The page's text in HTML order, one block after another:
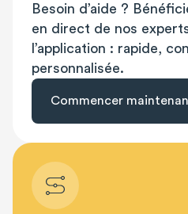
Besoin d’aide ?
en direct de nos
l’application : rapide,
personnalisée.
Commencer